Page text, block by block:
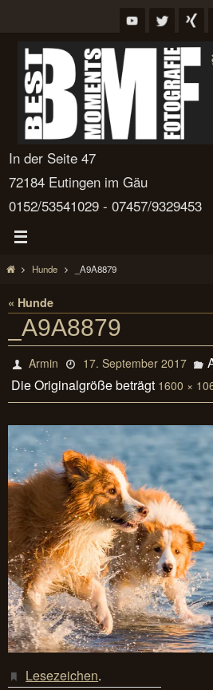
springen
In der Seite 47
72184 Eutingen im Gäu
0152/53541029 - 07457/9329453
StartHunde _A9A8879
« Hunde
_A9A8879
Armin 17. September 2017
Die Originalgröße beträgt 1600 ×
Lesezeichen.